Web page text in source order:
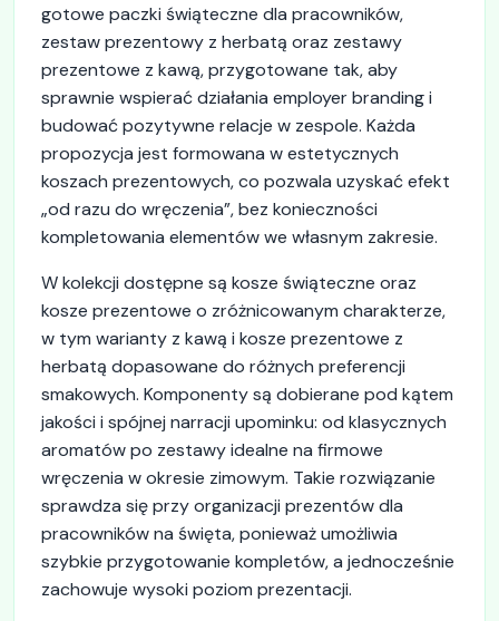
gotowe paczki świąteczne dla pracowników,
zestaw prezentowy z herbatą oraz zestawy
prezentowe z kawą, przygotowane tak, aby
sprawnie wspierać działania employer branding i
budować pozytywne relacje w zespole. Każda
propozycja jest formowana w estetycznych
koszach prezentowych, co pozwala uzyskać efekt
„od razu do wręczenia”, bez konieczności
kompletowania elementów we własnym zakresie.
W kolekcji dostępne są kosze świąteczne oraz
kosze prezentowe o zróżnicowanym charakterze,
w tym warianty z kawą i kosze prezentowe z
herbatą dopasowane do różnych preferencji
smakowych. Komponenty są dobierane pod kątem
jakości i spójnej narracji upominku: od klasycznych
aromatów po zestawy idealne na firmowe
wręczenia w okresie zimowym. Takie rozwiązanie
sprawdza się przy organizacji prezentów dla
pracowników na święta, ponieważ umożliwia
szybkie przygotowanie kompletów, a jednocześnie
zachowuje wysoki poziom prezentacji.